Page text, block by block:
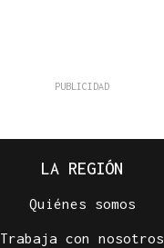
LA REGIÓN
Quiénes somos
Trabaja con nosotros